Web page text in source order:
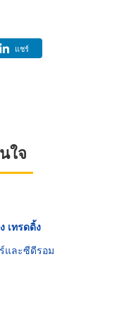
แชร์
ใจ
เทรดดิ้ง
และซีดีรอม